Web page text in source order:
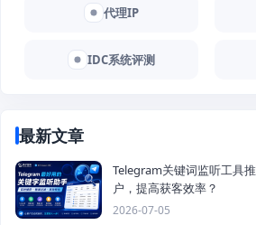
代理IP
IDC系统评测
最新文章
Telegram关键词监听工具
户，提高获客效率？
2026-07-05